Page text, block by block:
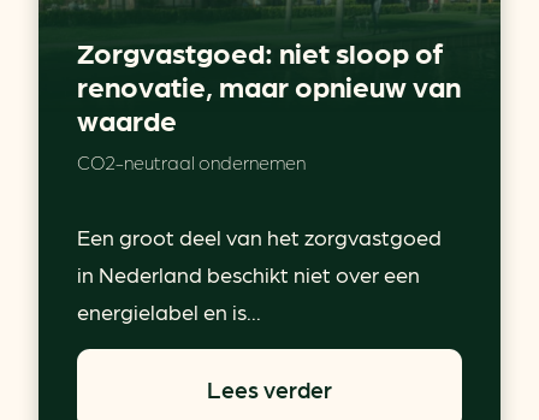
Zorgvastgoed: niet sloop of
renovatie, maar opnieuw van
waarde
CO2-neutraal ondernemen
Een groot deel van het zorgvastgoed
in Nederland beschikt niet over een
energielabel en is...
Lees verder